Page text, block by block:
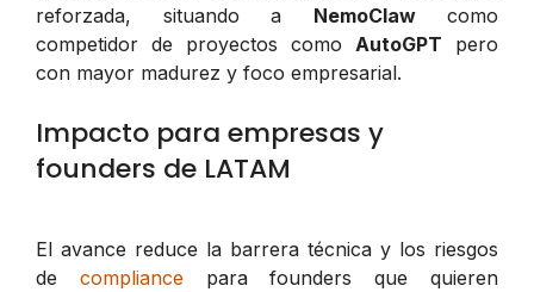
reforzada, situando a NemoClawcomo
competidor de proyectos como AutoGPT pero
con mayor madurez y foco empresarial.
Impacto para empresas y
founders de LATAM
El avance reduce la barrera técnica y los riesgos
de compliancepara founders que quieren